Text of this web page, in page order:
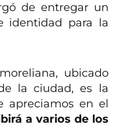
de entregar un
identidad para la
ubicado
la ciudad, es la
apreciamos en el
a varios de los